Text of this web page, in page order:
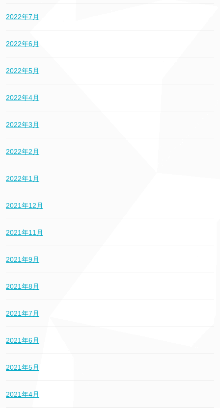
2022年7月
2022年6月
2022年5月
2022年4月
2022年3月
2022年2月
2022年1月
2021年12月
2021年11月
2021年9月
2021年8月
2021年7月
2021年6月
2021年5月
2021年4月